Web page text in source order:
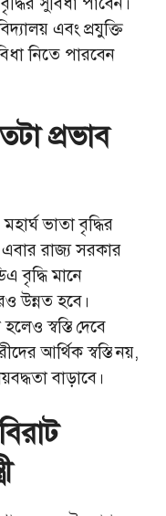
এবং প্রযুক্তি
নিতে পারবেন
প্রভাব
ভাতা বৃদ্ধির
রাজ্য সরকার
বৃদ্ধি মানে
উন্নত হবে।
স্বস্তি দেবে
আর্থিক স্বস্তি নয়,
বাড়াবে।